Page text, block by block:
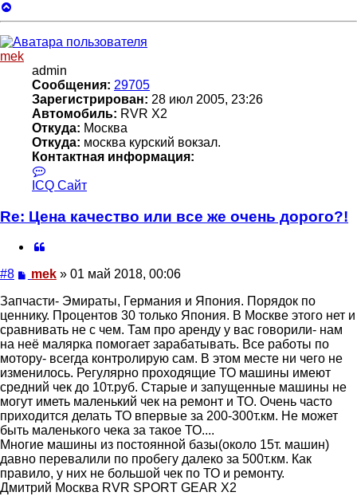
к
началу
mek
admin
Сообщения: 29705
Зарегистрирован: 28 июл 2005, 23:26
Автомобиль: RVR X2
Откуда: Москва
Откуда: москва курский вокзал.
Контактная информация:
информация
mek
ICQ Сайт
Re: Цена качество или все же очень дорого?!
#8 Сообщение
mek» 01 май 2018, 00:06
Запчасти- Эмираты, Германия и Япония. Порядок по
ценнику. Процентов 30 только Япония. В Москве этого нет и
сравнивать не с чем. Там про аренду у вас говорили- нам
на неё малярка помогает зарабатывать. Все работы по
мотору- всегда контролирую сам. В этом месте ни чего не
изменилось. Регулярно проходящие ТО машины имеют
средний чек до 10т.руб. Старые и запущенные машины не
могут иметь маленький чек на ремонт и ТО. Очень часто
приходится делать ТО впервые за 200-300т.км. Не может
быть маленького чека за такое ТО....
Многие машины из постоянной базы(около 15т. машин)
давно перевалили по пробегу далеко за 500т.км. Как
правило, у них не большой чек по ТО и ремонту.
Дмитрий Москва RVR SPORT GEAR X2